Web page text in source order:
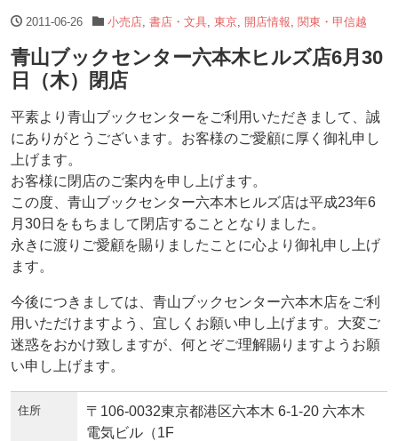
2011-06-26 小売店, 書店・文具, 東京, 開店情報 関東・甲信越
青山ブックセンター六本木ヒルズ店6月30
日（木）閉店
平素より青山ブックセンターをご利用いただきまして、誠
にありがとうございます。お客様のご愛顧に厚く御礼申し
上げます。
お客様に閉店のご案内を申し上げます。
この度、青山ブックセンター六本木ヒルズ店は平成23年6
月30日をもちまして閉店することとなりました。
永きに渡りご愛顧を賜りましたことに心より御礼申し上げ
ます。
今後につきましては、青山ブックセンター六本木店をご利
用いただけますよう、宜しくお願い申し上げます。大変ご
迷惑をおかけ致しますが、何とぞご理解賜りますようお願
い申し上げます。
住所
〒106-0032東京都港区六本木 6-1-20 六本木
電気ビル（1F